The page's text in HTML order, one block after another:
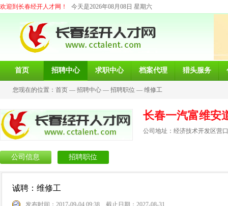
欢迎到长春经开人才网！ 今天是2026年08月08日 星期六
首页 招聘中心 求职中心 档案代理 猎头服务
您现在的位置： 首页 — 招聘中心 — 招聘职位 — 维修工
长春一汽富维安
公司地址：经济技术开发区营
公司信息 招聘职位
诚聘：维修工
发布时间：2017-09-04 09:38 截止日期：2027-08-31